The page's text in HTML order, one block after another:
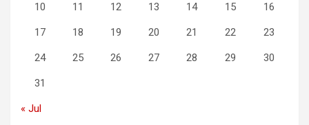
10 11 12 13 14 15 16
17 18 19 20 21 22 23
24 25 26 27 28 29 30
31
« Jul